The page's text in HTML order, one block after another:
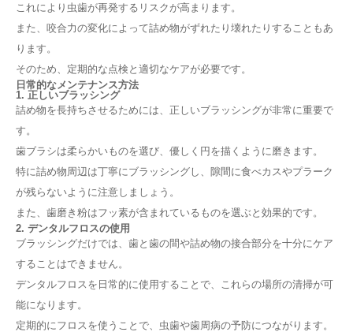
これにより虫歯が再発するリスクが高まります。
また、咬合力の変化によって詰め物がずれたり壊れたりすることもあ
ります。
そのため、定期的な点検と適切なケアが必要です。
日常的なメンテナンス方法
1. 正しいブラッシング
詰め物を長持ちさせるためには、正しいブラッシングが非常に重要で
す。
歯ブラシは柔らかいものを選び、優しく円を描くように磨きます。
特に詰め物周辺は丁寧にブラッシングし、隙間に食べカスやプラーク
が残らないように注意しましょう。
また、歯磨き粉はフッ素が含まれているものを選ぶと効果的です。
2. デンタルフロスの使用
ブラッシングだけでは、歯と歯の間や詰め物の接合部分を十分にケア
することはできません。
デンタルフロスを日常的に使用することで、これらの場所の清掃が可
能になります。
定期的にフロスを使うことで、虫歯や歯周病の予防につながります。